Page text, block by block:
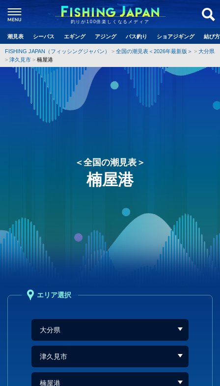
釣りが100倍楽しくなるメディア
潮見表 シーバス エギング アジング バス釣り ショアジギング 結び
FISHING JAPAN（フィッシングジャパン） 全国の潮見表＜2026年最新版＞
大分県
津久見市
楠屋港
＜全国の潮見表＞
楠屋港
エリア選択